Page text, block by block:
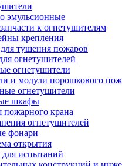
эмульсионные
к огнетушителям
крепления
тушения пожаров
огнетушителей
огнетушители
и модули порошкового
огнетушители
шкафы
крана
огнетушителей
фонари
открытия
испытаний